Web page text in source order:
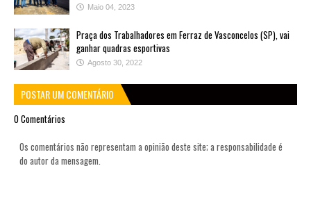
Maio 04, 2023
Praça dos Trabalhadores em Ferraz de Vasconcelos (SP), vai
ganhar quadras esportivas
Agosto 30, 2022
POSTAR UM COMENTÁRIO
0 Comentários
Os comentários não representam a opinião deste site; a responsabilidade é
do autor da mensagem.